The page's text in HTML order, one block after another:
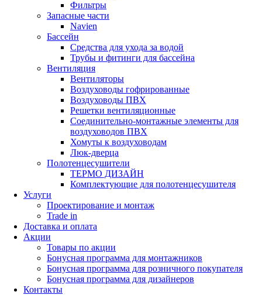
Фильтры
Запасные части
Navien
Бассейн
Средства для ухода за водой
Трубы и фитинги для бассейна
Вентиляция
Вентиляторы
Воздуховоды гофрированные
Воздуховоды ПВХ
Решетки вентиляционные
Соединительно-монтажные элементы для
воздуховодов ПВХ
Хомуты к воздуховодам
Люк-дверца
Полотенцесушители
ТЕРМО ДИЗАЙН
Комплектующие для полотенцесушителя
Услуги
Проектирование и монтаж
Trade in
Доставка и оплата
Акции
Товары по акции
Бонусная программа для монтажников
Бонусная программа для розничного покупателя
Бонусная программа для дизайнеров
Контакты